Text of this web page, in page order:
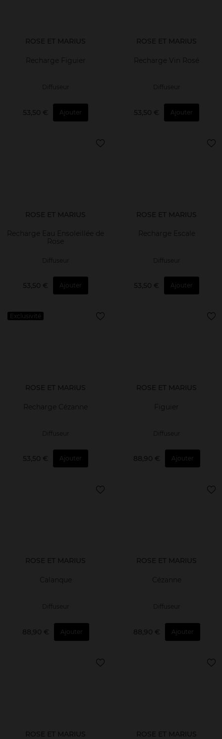
ROSE ET MARIUS
Recharge Figuier
53,50 € Ajouter
ROSE ET MARIUS
Recharge Vin Rosé
53,50 € Ajouter
ROSE ET MARIUS
Recharge Eau Ensoleillée de
Rose
Diffuseur
53,50 € Ajouter
ROSE ET MARIUS
Recharge Escale
Diffuseur
53,50 € Ajouter
Exclusivité
ROSE ET MARIUS
Recharge Cézanne
53,50 € Ajouter
ROSE ET MARIUS
Figuier
88,90 € Ajouter
ROSE ET MARIUS
Calanque
88,90 € Ajouter
ROSE ET MARIUS
Cézanne
88,90 € Ajouter
ROSE ET MARIUS ROSE ET MARIUS